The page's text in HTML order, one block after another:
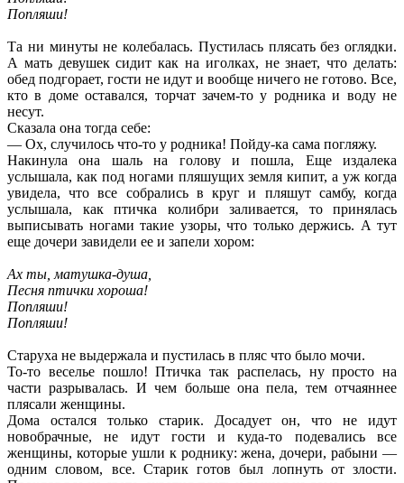
Попляши!
Та ни минуты не колебалась. Пустилась плясать без оглядки.
А мать девушек сидит как на иголках, не знает, что делать:
обед подгорает, гости не идут и вообще ничего не готово. Все,
кто в доме оставался, торчат зачем-то у родника и воду не
несут.
Сказала она тогда себе:
— Ох, случилось что-то у родника! Пойду-ка сама погляжу.
Накинула она шаль на голову и пошла, Еще издалека
услышала, как под ногами пляшущих земля кипит, а уж когда
увидела, что все собрались в круг и пляшут самбу, когда
услышала, как птичка колибри заливается, то принялась
выписывать ногами такие узоры, что только держись. А тут
еще дочери завидели ее и запели хором:
Ах ты, матушка-душа,
Песня птички хороша!
Попляши!
Попляши!
Старуха не выдержала и пустилась в пляс что было мочи.
То-то веселье пошло! Птичка так распелась, ну просто на
части разрывалась. И чем больше она пела, тем отчаяннее
плясали женщины.
Дома остался только старик. Досадует он, что не идут
новобрачные, не идут гости и куда-то подевались все
женщины, которые ушли к роднику: жена, дочери, рабыни —
одним словом, все. Старик готов был лопнуть от злости.